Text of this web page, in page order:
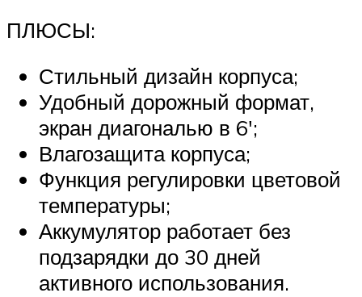
ПЛЮСЫ:
Стильный дизайн корпуса;
Удобный дорожный формат,
экран диагональю в 6′;
Влагозащита корпуса;
Функция регулировки цветовой
температуры;
Аккумулятор работает без
подзарядки до 30 дней
активного использования.